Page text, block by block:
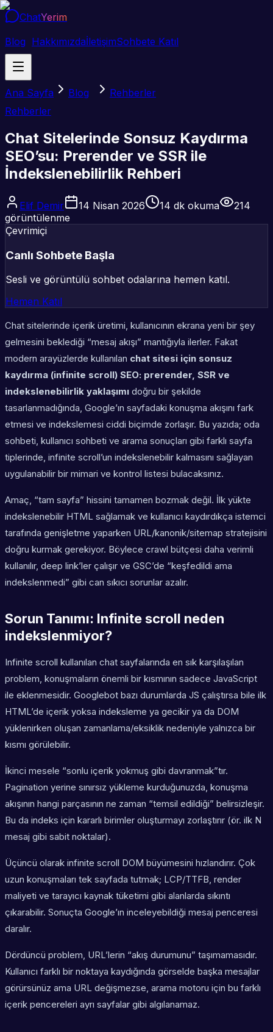
ChatYerim
Blog HakkımızdaİletişimSohbete Katıl
Ana Sayfa Blog
Rehberler
Rehberler
Chat Sitelerinde Sonsuz Kaydırma
SEO’su: Prerender ve SSR ile
İndekslenebilirlik Rehberi
Elif Demir 14 Nisan 2026 14 dk okuma
214
görüntülenme
Çevrimiçi
Canlı Sohbete Başla
Sesli ve görüntülü sohbet odalarına hemen katıl.
Hemen Katıl
Chat sitelerinde içerik üretimi, kullanıcının ekrana yeni bir şey
gelmesini beklediği “mesaj akışı” mantığıyla ilerler. Fakat
modern arayüzlerde kullanılan chat sitesi için sonsuz
kaydırma (infinite scroll) SEO: prerender, SSR ve
indekslenebilirlik yaklaşımı doğru bir şekilde
tasarlanmadığında, Google’ın sayfadaki konuşma akışını fark
etmesi ve indekslemesi ciddi biçimde zorlaşır. Bu yazıda; oda
sohbeti, kullanıcı sohbeti ve arama sonuçları gibi farklı sayfa
tiplerinde, infinite scroll’un indekslenebilir kalmasını sağlayan
uygulanabilir bir mimari ve kontrol listesi bulacaksınız.
Amaç, “tam sayfa” hissini tamamen bozmak değil. İlk yükte
indekslenebilir HTML sağlamak ve kullanıcı kaydırdıkça istemci
tarafında genişletme yaparken URL/kanonik/sitemap stratejisini
doğru kurmak gerekiyor. Böylece crawl bütçesi daha verimli
kullanılır, deep link’ler çalışır ve GSC’de “keşfedildi ama
indekslenmedi” gibi can sıkıcı sorunlar azalır.
Sorun Tanımı: Infinite scroll neden
indekslenmiyor?
Infinite scroll kullanılan chat sayfalarında en sık karşılaşılan
problem, konuşmaların önemli bir kısmının sadece JavaScript
ile eklenmesidir. Googlebot bazı durumlarda JS çalıştırsa bile ilk
HTML’de içerik yoksa indeksleme ya gecikir ya da DOM
yüklenirken oluşan zamanlama/eksiklik nedeniyle yalnızca bir
kısmı görülebilir.
İkinci mesele “sonlu içerik yokmuş gibi davranmak”tır.
Pagination yerine sınırsız yükleme kurduğunuzda, konuşma
akışının hangi parçasının ne zaman “temsil edildiği” belirsizleşir.
Bu da indeks için kararlı birimler oluşturmayı zorlaştırır (ör. ilk N
mesaj gibi sabit noktalar).
Üçüncü olarak infinite scroll DOM büyümesini hızlandırır. Çok
uzun konuşmaları tek sayfada tutmak; LCP/TTFB, render
maliyeti ve tarayıcı kaynak tüketimi gibi alanlarda sıkıntı
çıkarabilir. Sonuçta Google’ın inceleyebildiği mesaj penceresi
daralır.
Dördüncü problem, URL’lerin “akış durumunu” taşımamasıdır.
Kullanıcı farklı bir noktaya kaydığında görselde başka mesajlar
görürsünüz ama URL değişmezse, arama motoru için bu farklı
içerik pencereleri ayrı sayfalar gibi algılanamaz.